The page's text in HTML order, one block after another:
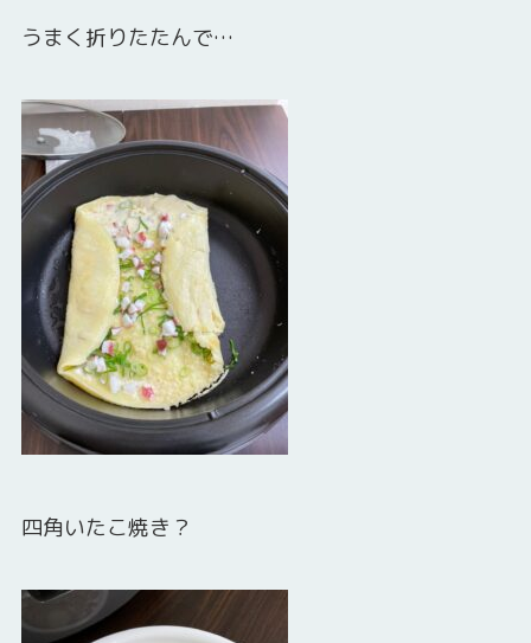
うまく折りたたんで…
四角いたこ焼き？